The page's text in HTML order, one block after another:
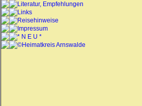
Literatur, Empfehlungen
Links
Reisehinweise
Impressum
* N E U *
©Heimatkreis Arnswalde